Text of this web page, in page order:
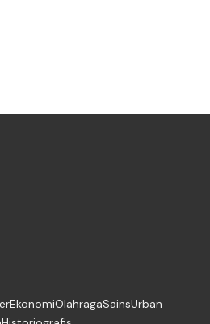
EkonomiOlahragaSainsUrban